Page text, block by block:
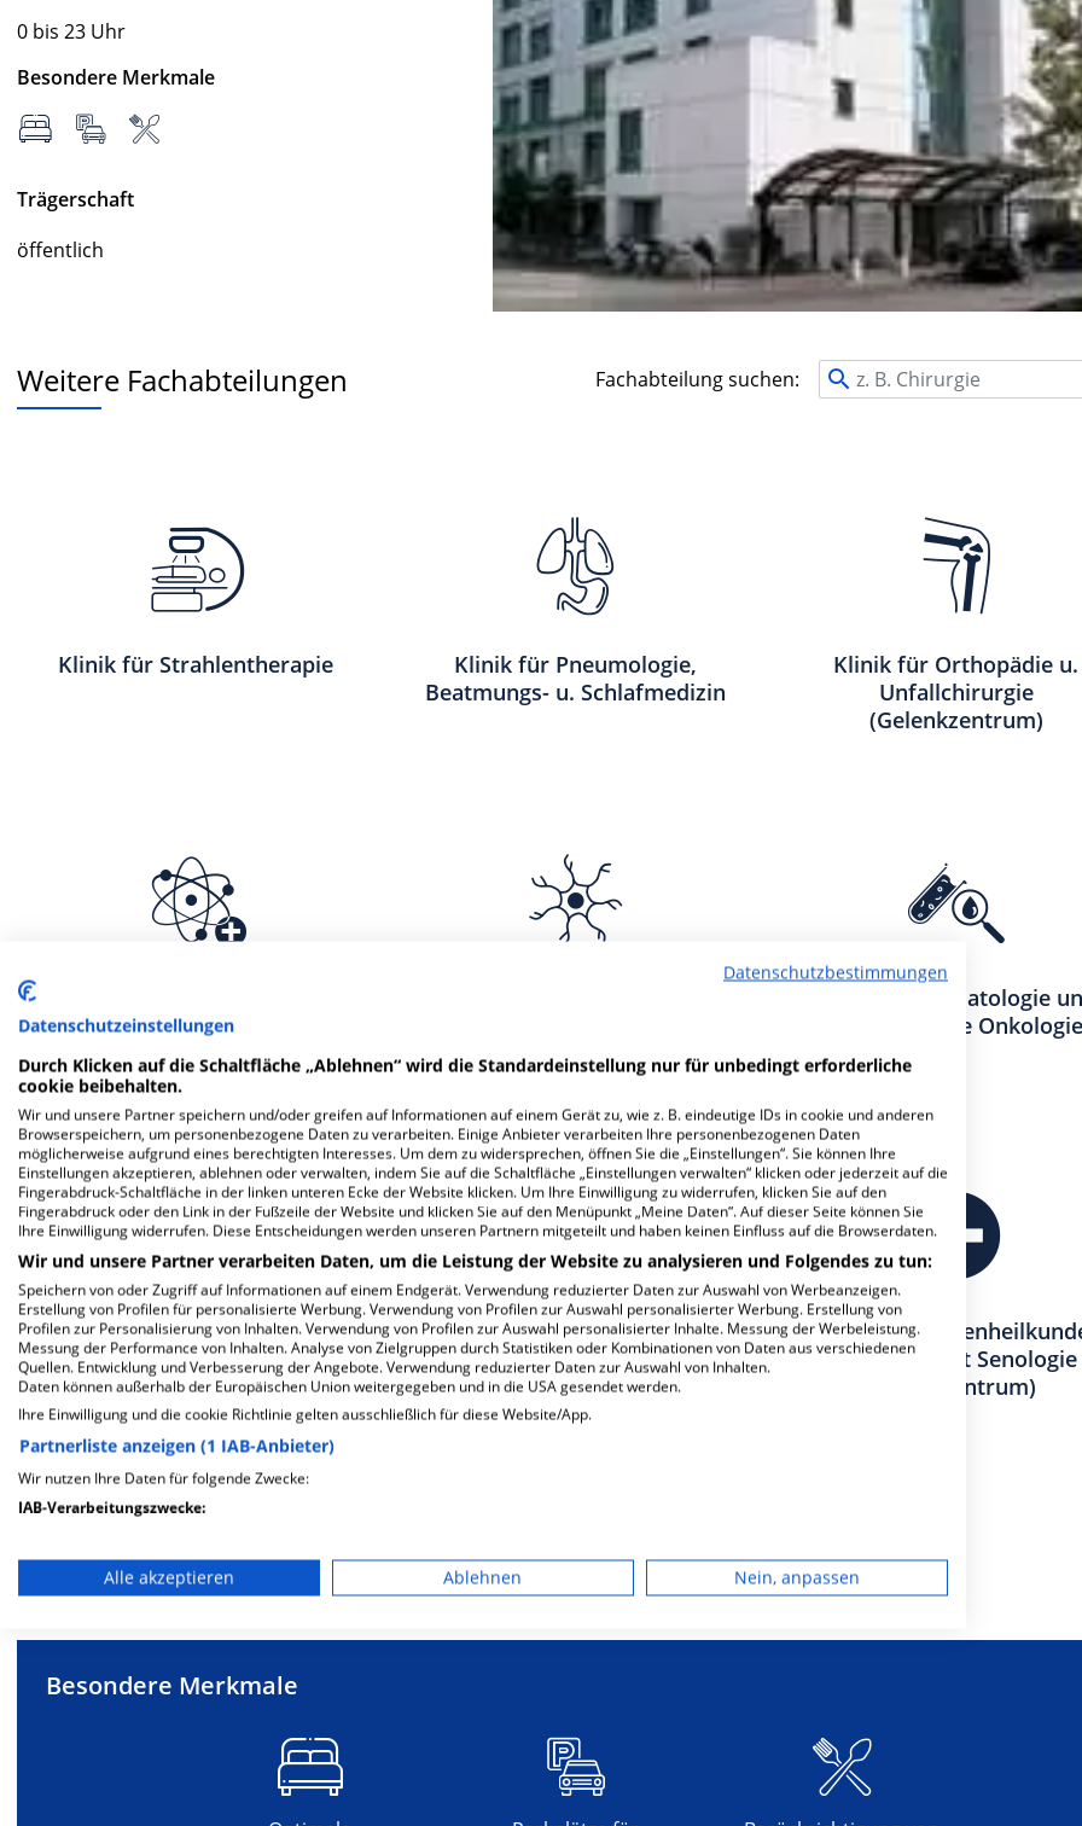
0 bis 23 Uhr
Besondere Merkmale
Trägerschaft
öffentlich
Weitere Fachabteilungen Fachabteilung suchen:
Klinik für Strahlentherapie
Klinik für Pneumologie,
Beatmungs- u. Schlafmedizin
Klinik für Orthopädie u.
Unfallchirurgie
(Gelenkzentrum)
Klinik für Hämatologie
Internistische Onkologie
Klinik für Geriatrie Klinik für Gefäßchirurgie
Klinik für
Schwerpunkt Senologie
(Brustzentrum)
Mehr Informationen
Besondere Merkmale
Datenschutzbestimmungen
Datenschutzeinstellungen
Durch Klicken auf die Schaltfläche „Ablehnen“ wird die Standardeinstellung nur für unbedingt erforderliche
cookie beibehalten.
Wir und unsere Partner speichern und/oder greifen auf Informationen auf einem Gerät zu, wie z. B. eindeutige IDs in cookie und anderen
Browserspeichern, um personenbezogene Daten zu verarbeiten. Einige Anbieter verarbeiten Ihre personenbezogenen Daten
möglicherweise aufgrund eines berechtigten Interesses. Um dem zu widersprechen, öffnen Sie die „Einstellungen“. Sie können Ihre
Einstellungen akzeptieren, ablehnen oder verwalten, indem Sie auf die Schaltfläche „Einstellungen verwalten“ klicken oder jederzeit auf die
Fingerabdruck-Schaltfläche in der linken unteren Ecke der Website klicken. Um Ihre Einwilligung zu widerrufen, klicken Sie auf den
Fingerabdruck oder den Link in der Fußzeile der Website und klicken Sie auf den Menüpunkt „Meine Daten“. Auf dieser Seite können Sie
Ihre Einwilligung widerrufen. Diese Entscheidungen werden unseren Partnern mitgeteilt und haben keinen Einfluss auf die Browserdaten.
Wir und unsere Partner verarbeiten Daten, um die Leistung der Website zu analysieren und Folgendes zu tun:
Speichern von oder Zugriff auf Informationen auf einem Endgerät. Verwendung reduzierter Daten zur Auswahl von Werbeanzeigen.
Erstellung von Profilen für personalisierte Werbung. Verwendung von Profilen zur Auswahl personalisierter Werbung. Erstellung von
Profilen zur Personalisierung von Inhalten. Verwendung von Profilen zur Auswahl personalisierter Inhalte. Messung der Werbeleistung.
Messung der Performance von Inhalten. Analyse von Zielgruppen durch Statistiken oder Kombinationen von Daten aus verschiedenen
Quellen. Entwicklung und Verbesserung der Angebote. Verwendung reduzierter Daten zur Auswahl von Inhalten.
Daten können außerhalb der Europäischen Union weitergegeben und in die USA gesendet werden.
Ihre Einwilligung und die cookie Richtlinie gelten ausschließlich für diese Website/App.
Partnerliste anzeigen (1 IAB-Anbieter)
Wir nutzen Ihre Daten für folgende Zwecke:
IAB-Verarbeitungszwecke:
Verwendung reduzierter Daten zur Auswahl von Werbeanzeigen
Erstellung von Profilen für personalisierte Werbung
Verwendung von Profilen zur Auswahl personalisierter Werbung
Erstellung von Profilen zur Personalisierung von Inhalten
Verwendung von Profilen zur Auswahl personalisierter Inhalte
Alle akzeptieren Ablehnen Nein, anpassen